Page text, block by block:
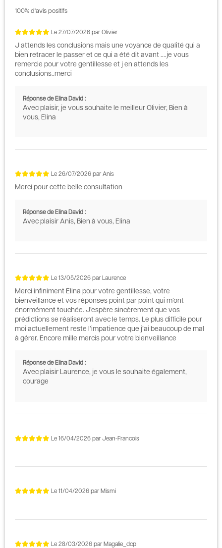
100% d'avis positifs
Le 27/07/2026 par Olivier
J attends les conclusions mais une voyance de qualité qui a
bien retracer le passer et ce qui a été dit avant ....je vous
remercie pour votre gentillesse et j en attends les
conclusions..merci
Réponse de Elina David :
Avec plaisir, je vous souhaite le meilleur Olivier, Bien à
vous, Elina
Le 26/07/2026 par Anis
Merci pour cette belle consultation
Réponse de Elina David :
Avec plaisir Anis, Bien à vous, Elina
Le 13/05/2026 par Laurence
Merci infiniment Elina pour votre gentillesse, votre
bienveillance et vos réponses point par point qui m’ont
énormément touchée. J’espère sincèrement que vos
prédictions se réaliseront avec le temps. Le plus difficile pour
moi actuellement reste l’impatience que j’ai beaucoup de mal
à gérer. Encore mille mercis pour votre bienveillance
Réponse de Elina David :
Avec plaisir Laurence, je vous le souhaite également,
courage
Le 16/04/2026 par Jean-Francois
Le 11/04/2026 par Mismi
Le 28/03/2026 par Magalie_dcp